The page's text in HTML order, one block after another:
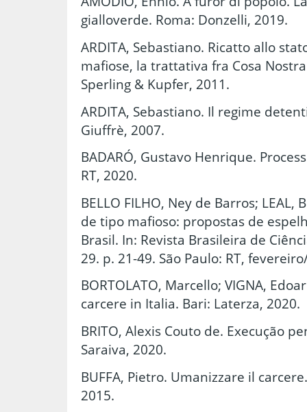
gialloverde. Roma: Donzelli, 2019.
ARDITA, Sebastiano. Ricatto allo
mafiose, la trattativa fra Cosa
Sperling & Kupfer, 2011.
ARDITA, Sebastiano. Il regime
Giuffrè, 2007.
BADARÓ, Gustavo Henrique.
RT, 2020.
BELLO FILHO, Ney de Barros; LEAL,
de tipo mafioso: propostas de
Brasil. In: Revista Brasileira de
29. p. 21-49. São Paulo: RT,
BORTOLATO, Marcello; VIGNA,
carcere in Italia. Bari: Laterza, 2020.
BRITO, Alexis Couto de. Execução
Saraiva, 2020.
BUFFA, Pietro. Umanizzare il
2015.